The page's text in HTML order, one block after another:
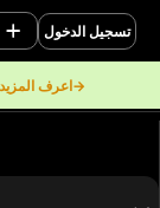
اعرف المزيد→
تسجيل الدخول